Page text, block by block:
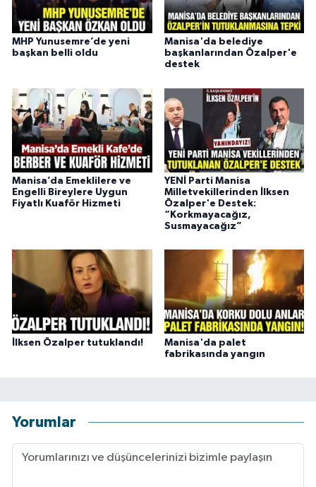
MHP Yunusemre’de yeni
başkan belli oldu
Manisa'da belediye
başkanlarından Özalper'e
destek
Manisa’da Emeklilere ve
Engelli Bireylere Uygun
Fiyatlı Kuaför Hizmeti
YENİ Parti Manisa
Milletvekillerinden İlksen
Özalper'e Destek:
“Korkmayacağız,
Susmayacağız”
İlksen Özalper tutuklandı!
Manisa'da palet
fabrikasında yangın
Yorumlar